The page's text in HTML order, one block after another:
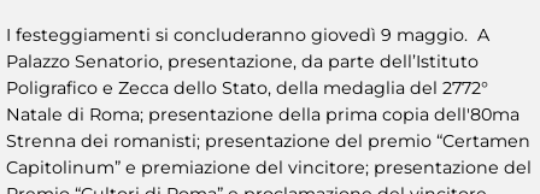
I festeggiamenti si concluderanno giovedì 9 maggio. A
Palazzo Senatorio, presentazione, da parte dell’Istituto
Poligrafico e Zecca dello Stato, della medaglia del 2772°
Natale di Roma; presentazione della prima copia dell'80ma
Strenna dei romanisti; presentazione del premio “Certamen
Capitolinum” e premiazione del vincitore; presentazione del